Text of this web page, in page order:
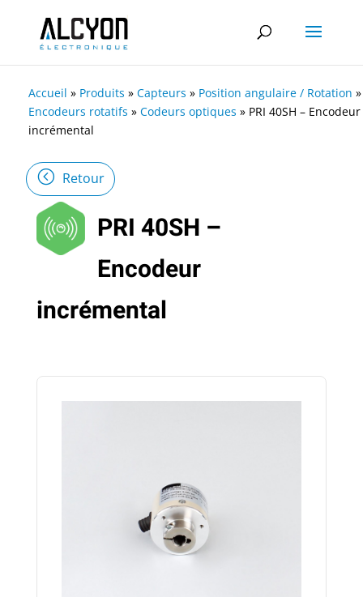
Accueil » Produits » Capteurs » Position angulaire / Rotation »
Encodeurs rotatifs » Codeurs optiques » PRI 40SH – Encodeur
incrémental
Retour
PRI 40SH –
Encodeur
incrémental